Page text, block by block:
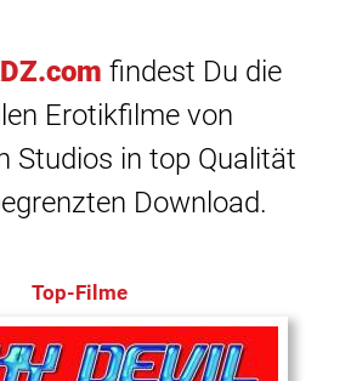
findest Du die
Erotikfilme von
Studios in top Qualität
Download.
Top-Filme